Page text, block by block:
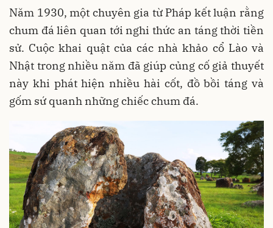
Năm 1930, một chuyên gia từ Pháp kết luận rằng
chum đá liên quan tới nghi thức an táng thời tiền
sử. Cuộc khai quật của các nhà khảo cổ Lào và
Nhật trong nhiều năm đã giúp củng cố giả thuyết
này khi phát hiện nhiều hài cốt, đồ bồi táng và
gốm sứ quanh những chiếc chum đá.